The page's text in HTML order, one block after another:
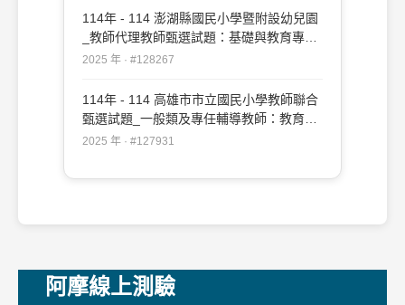
114年 - 114 澎湖縣國民小學暨附設幼兒園
_教師代理教師甄選試題：基礎與教育專業
測驗#128267
2025 年 · #128267
114年 - 114 高雄市市立國民小學教師聯合
甄選試題_一般類及專任輔導教師：教育專
業#127931
2025 年 · #127931
阿摩線上測驗